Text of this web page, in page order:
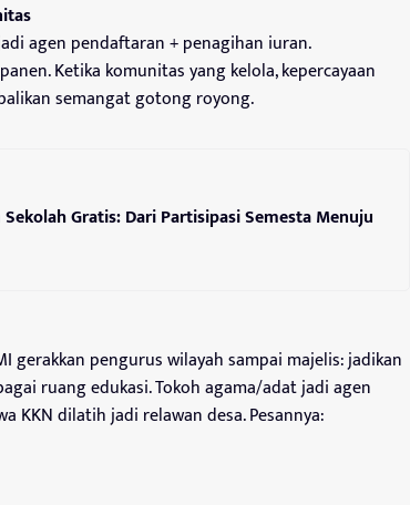
agen pendaftaran + penagihan iuran.
Ketika komunitas yang kelola, kepercayaan
semangat gotong royong.
Gratis: Dari Partisipasi Semesta Menuju
gerakkan pengurus wilayah sampai majelis: jadikan
ruang edukasi. Tokoh agama/adat jadi agen
KKN dilatih jadi relawan desa. Pesannya: